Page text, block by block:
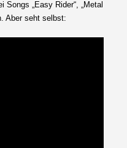
„Easy Rider“, „Metal
Aber seht selbst: